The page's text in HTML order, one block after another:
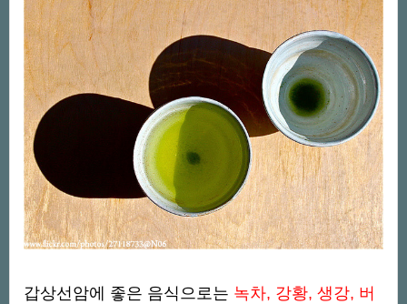
갑상선암에 좋은 음식으로는 녹차, 강황, 생강, 버